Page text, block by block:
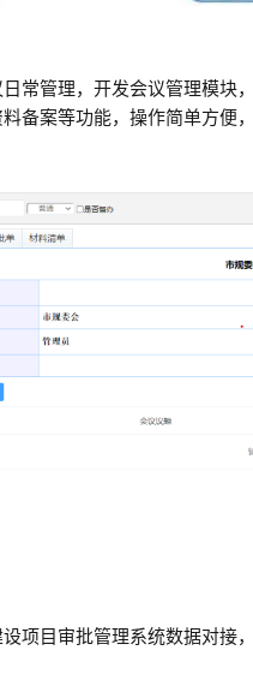
常管理，开发会议管理模块
备案等功能，操作简单方便
项目审批管理系统数据对接